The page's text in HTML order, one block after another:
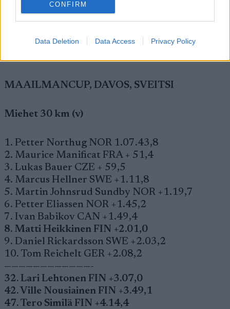
CONFIRM
Data Deletion Data Access Privacy Policy
Pentsinen, Martti Jylhä, Kusti Kittilä ja Sami
MAAILMANCUP, DAVOS, SVEITSI
Miehet 30 km (v)
1. Petter Northug NOR 1.07.43,8
2. Maurice Manificat FRA + 51,4
3. Lukas Bauer CZE + 59,5
4. Marcus Hellner SWE +1.11,8
5. Martin Johnsrud Sundby NOR +1.19,7
6. Petter Eliassen NOR +1.45,2
7. Ivan Babikov CAN +1.49,4
8. Matti Heikkinen FIN +2.01,0
9. Daniel Rickardsson SWE +2.03,2
10. Tom Reichelt GER +2.08,2
————————————-
32. Lari Lehtonen FIN +3.07,0
42. Ville Nousiainen FIN +3.49,1
47. Tero Similä FIN +4.14,4